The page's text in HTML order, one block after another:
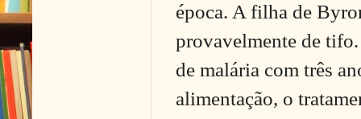
época. A filha de
provavelmente de
de malária com três
alimentação, o